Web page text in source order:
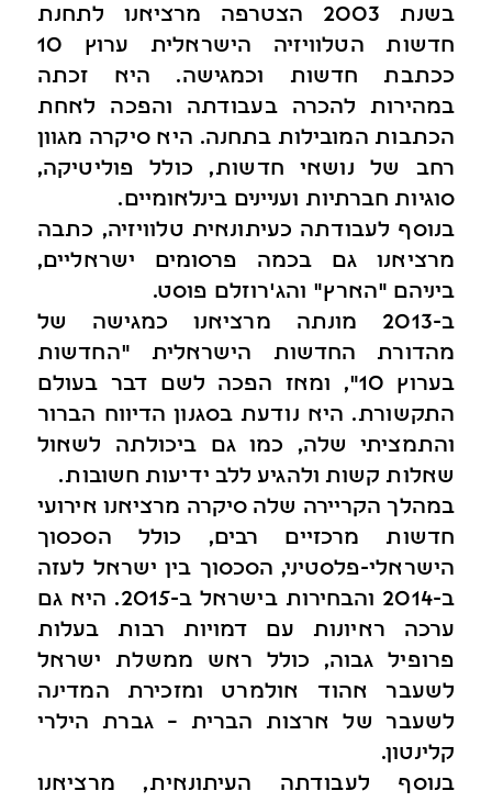
בשנת 2003 הצטרפה מרציאנו לתחנת
חדשות הטלוויזיה הישראלית ערוץ 10
ככתבת חדשות וכמגישה. היא זכתה
במהירות להכרה בעבודתה והפכה לאחת
הכתבות המובילות בתחנה. היא סיקרה מגוון
רחב של נושאי חדשות, כולל פוליטיקה,
סוגיות חברתיות ועניינים בינלאומיים.
בנוסף לעבודתה כעיתונאית טלוויזיה, כתבה
מרציאנו גם בכמה פרסומים ישראליים,
ביניהם "הארץ" והג'רוזלם פוסט.
ב-2013 מונתה מרציאנו כמגישה של
מהדורת החדשות הישראלית "החדשות
בערוץ 10", ומאז הפכה לשם דבר בעולם
התקשורת. היא נודעת בסגנון הדיווח הברור
והתמציתי שלה, כמו גם ביכולתה לשאול
שאלות קשות ולהגיע ללב ידיעות חשובות.
במהלך הקריירה שלה סיקרה מרציאנו אירועי
חדשות מרכזיים רבים, כולל הסכסוך
הישראלי-פלסטיני, הסכסוך בין ישראל לעזה
ב-2014 והבחירות בישראל ב-2015. היא גם
ערכה ראיונות עם דמויות רבות בעלות
פרופיל גבוה, כולל ראש ממשלת ישראל
לשעבר אהוד אולמרט ומזכירת המדינה
לשעבר של ארצות הברית – גברת הילרי
קלינטון.
בנוסף לעבודתה העיתונאית, מרציאנו